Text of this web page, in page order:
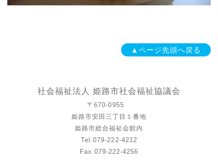
▲ページ先頭へ戻る
社会福祉法人 姫路市社会福祉協議会
〒670-0955
姫路市安田三丁目１番地
姫路市総合福祉会館内
Tel.079-222-4212
Fax.079-222-4256